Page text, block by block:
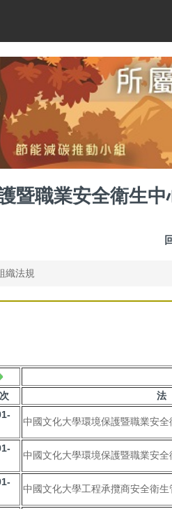
暨職業安全衛生中
織法規
法
中國文化大學環境保護暨職業安
中國文化大學環境保護暨職業安
中國文化大學工程承攬商安全衛